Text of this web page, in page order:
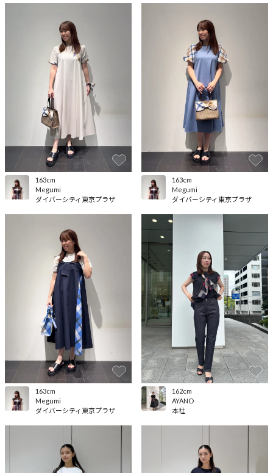
ダイバーシティ東京プラザ
Megumi
163cm
ダイバーシティ東京プラザ
Megumi
163cm
ダイバーシティ東京プラザ
Megumi
163cm
本社
AYANO
162cm